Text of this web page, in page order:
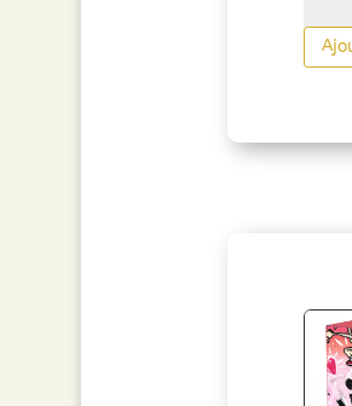
Frog